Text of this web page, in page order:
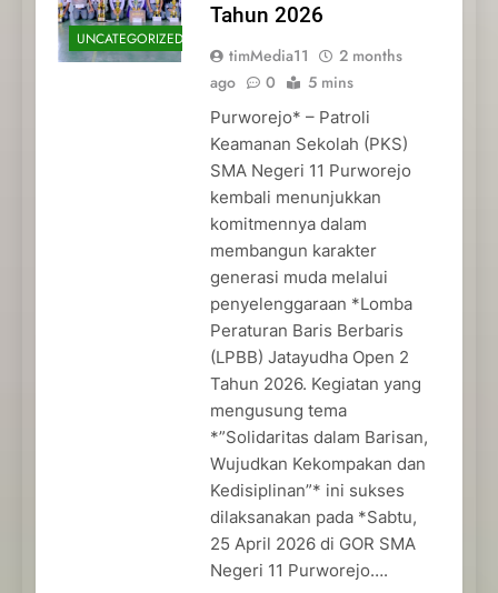
UNCATEGORIZED
Tahun 2026
timMedia11
2 months
ago
0 5 mins
Purworejo* – Patroli
Keamanan Sekolah (PKS)
SMA Negeri 11 Purworejo
kembali menunjukkan
komitmennya dalam
membangun karakter
generasi muda melalui
penyelenggaraan *Lomba
Peraturan Baris Berbaris
(LPBB) Jatayudha Open 2
Tahun 2026. Kegiatan yang
mengusung tema
*”Solidaritas dalam Barisan,
Wujudkan Kekompakan dan
Kedisiplinan”* ini sukses
dilaksanakan pada *Sabtu,
25 April 2026 di GOR SMA
Negeri 11 Purworejo….